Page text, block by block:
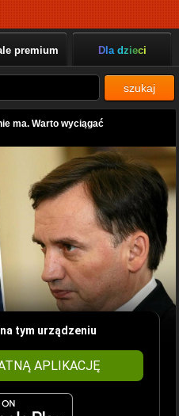
premium Dla dzieci
szukaj
ma. Warto wyciągać
tym urządzeniu
APLIKACJĘ